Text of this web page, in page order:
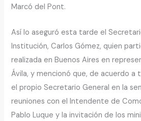
Marcó del Pont.
Así lo aseguró esta tarde el
Institución, Carlos Gómez, quien
realizada en Buenos Aires en
Ávila, y mencionó que, de acuerdo
el propio Secretario General en la
reuniones con el Intendente de
Pablo Luque y la invitación de los